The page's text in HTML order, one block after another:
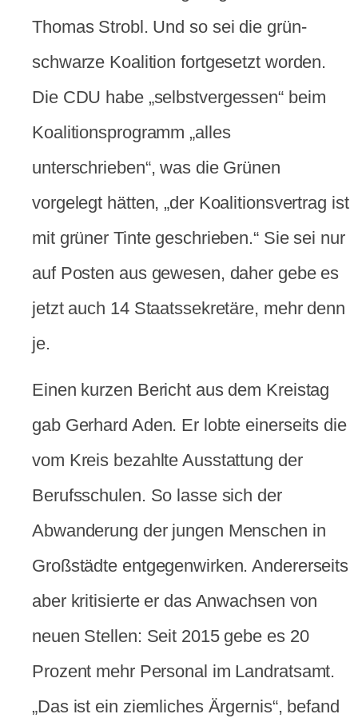
Thomas Strobl. Und so sei die grün-
schwarze Koalition fortgesetzt worden.
Die CDU habe „selbstvergessen“ beim
Koalitionsprogramm „alles
unterschrieben“, was die Grünen
vorgelegt hätten, „der Koalitionsvertrag ist
mit grüner Tinte geschrieben.“ Sie sei nur
auf Posten aus gewesen, daher gebe es
jetzt auch 14 Staatssekretäre, mehr denn
je.
Einen kurzen Bericht aus dem Kreistag
gab Gerhard Aden. Er lobte einerseits die
vom Kreis bezahlte Ausstattung der
Berufsschulen. So lasse sich der
Abwanderung der jungen Menschen in
Großstädte entgegenwirken. Andererseits
aber kritisierte er das Anwachsen von
neuen Stellen: Seit 2015 gebe es 20
Prozent mehr Personal im Landratsamt.
„Das ist ein ziemliches Ärgernis“, befand